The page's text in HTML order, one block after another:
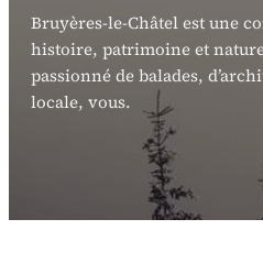
Bruyères-le-Châtel est une
histoire, patrimoine et
passionné de balades,
locale, vous.